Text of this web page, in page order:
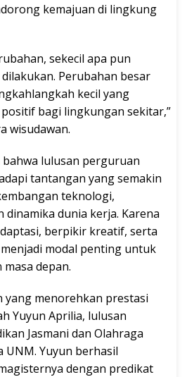
kemajuan di lingkung
sekecil apa pun
Perubahan besar
kecil yang
bagi lingkungan sekitar,”
wisudawan.
lulusan perguruan
tantangan yang semakin
teknologi,
dinamika dunia kerja. Karena
berpikir kreatif, serta
modal penting untuk
depan.
yang menorehkan prestasi
Yuyun Aprilia, lulusan
Jasmani dan Olahraga
UNM. Yuyun berhasil
dengan predikat